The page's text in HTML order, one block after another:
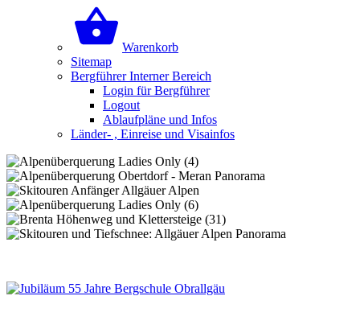
Warenkorb
Sitemap
Bergführer Interner Bereich
Login für Bergführer
Logout
Ablaufpläne und Infos
Länder- , Einreise und Visainfos